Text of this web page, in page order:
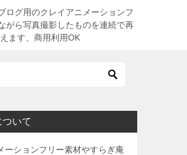
ログ用のクレイアニメーションフ
がら写真撮影したものを連続で再
ます、商用利用OK
いて
ーションフリー素材やすらぎ庵